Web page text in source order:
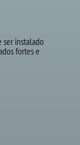
ser instalado
fortes e